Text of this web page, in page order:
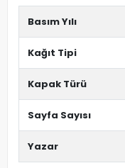
Basım Yılı
Kağıt Tipi
Kapak Türü
Sayfa Sayısı
Yazar